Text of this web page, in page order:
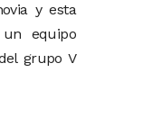
y esta
equipo
grupo V